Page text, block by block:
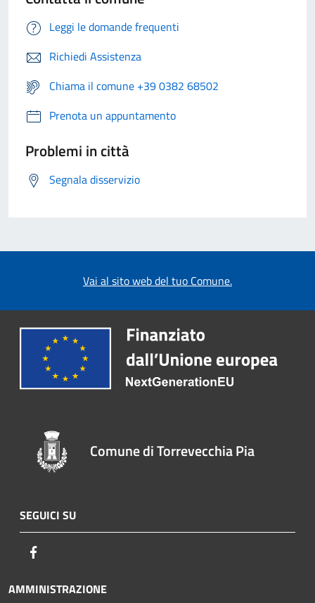
Leggi le domande frequenti
Richiedi Assistenza
Chiama il comune +39 0382 68502
Prenota un appuntamento
Problemi in città
Segnala disservizio
Vai al sito web del tuo Comune.
Comune di Torrevecchia Pia
SEGUICI SU
AMMINISTRAZIONE